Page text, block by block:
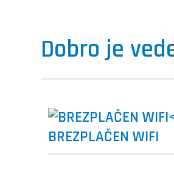
Dobro je
BREZPLAČEN WIFI